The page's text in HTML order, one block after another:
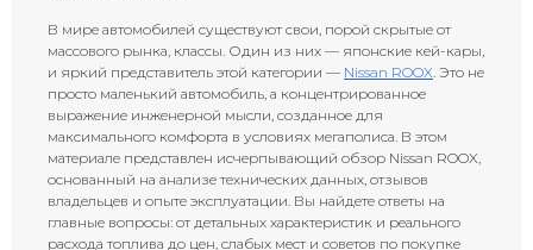
В мире автомобилей существуют свои, порой скрытые от
массового рынка, классы. Один из них — японские кей-кары,
и яркий представитель этой категории — Nissan ROOX. Это не
просто маленький автомобиль, а концентрированное
выражение инженерной мысли, созданное для
максимального комфорта в условиях мегаполиса. В этом
материале представлен исчерпывающий обзор Nissan ROOX,
основанный на анализе технических данных, отзывов
владельцев и опыте эксплуатации. Вы найдете ответы на
главные вопросы: от детальных характеристик и реального
расхода топлива до цен, слабых мест и советов по покупке